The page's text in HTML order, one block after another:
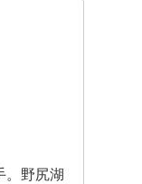
。野尻湖